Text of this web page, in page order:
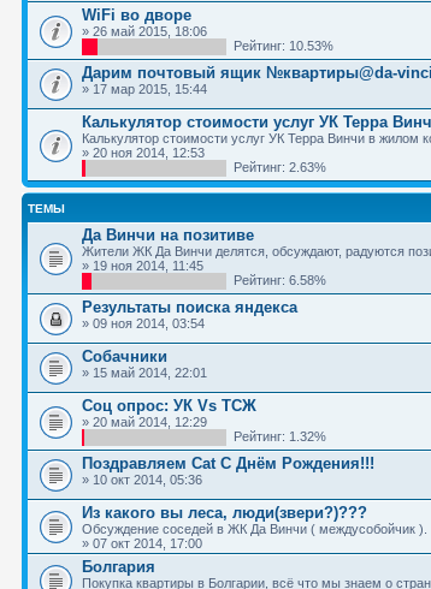
WiFi во дворе
» 26 май 2015, 18:06
Рейтинг: 10.53%
Дарим почтовый ящик №квартиры@da-
» 17 мар 2015, 15:44
Калькулятор стоимости услуг УК Терра
Калькулятор стоимости услуг УК Терра Винчи в жилом
» 20 ноя 2014, 12:53
Рейтинг: 2.63%
ТЕМЫ
Да Винчи на позитиве
Жители ЖК Да Винчи делятся, обсуждают, радуются
» 19 ноя 2014, 11:45
Рейтинг: 6.58%
Результаты поиска яндекса
» 09 ноя 2014, 03:54
Собачники
» 15 май 2014, 22:01
Соц опрос: УК Vs ТСЖ
» 20 май 2014, 12:29
Рейтинг: 1.32%
Поздравляем Cat С Днём Рождения!!!
» 10 окт 2014, 05:36
Из какого вы леса, люди(звери?)???
Обсуждение соседей в ЖК Да Винчи ( междусобойчик ).
» 07 окт 2014, 17:00
Болгария
Покупка квартиры в Болгарии, всё что мы знаем о